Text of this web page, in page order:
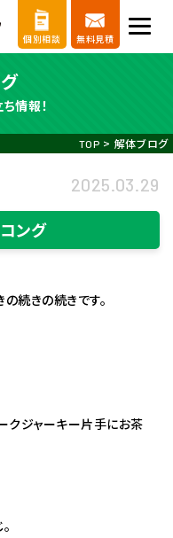
個別相談 無料見積
情報！
TOP > 解体ブログ
2025.03.29
ング
続きの続きです。
クジャーキー片手にお茶